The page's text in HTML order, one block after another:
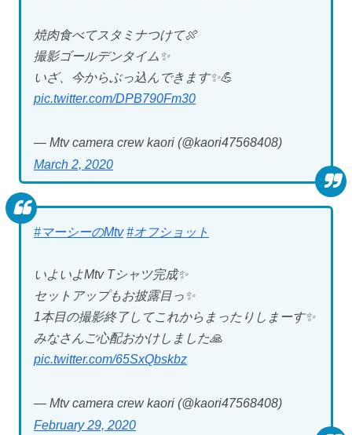
焼肉食べてスタミナつけて🍖
撮影ゴールデンタイム✨
いざ、今からぶっ込んできます✨💪
pic.twitter.com/DPB790Fm30
— Mtv camera crew kaori (@kaori47568408)
March 2, 2020
#マーシーのMtv #オフショット
いよいよMtv Tシャツ完成✨
セットアップもお披露目っ✨
1本目の撮影終了してこれからまったりしまーす✨
みなさんご心配おかけしました🙏
pic.twitter.com/65SxQbskbz
— Mtv camera crew kaori (@kaori47568408)
February 29, 2020